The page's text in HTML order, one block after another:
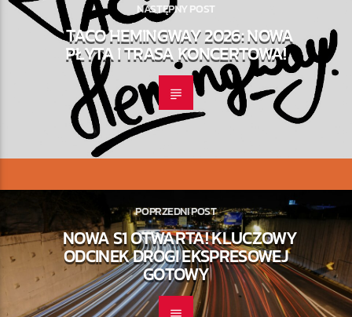
NASTĘPNY POST
TACO HEMINGWAY 2026: NOWA
PŁYTA I TRASA KONCERTOWA!
POPRZEDNI POST
NOWA S1 OTWARTA! KLUCZOWY
ODCINEK DROGI EKSPRESOWEJ
GOTOWY